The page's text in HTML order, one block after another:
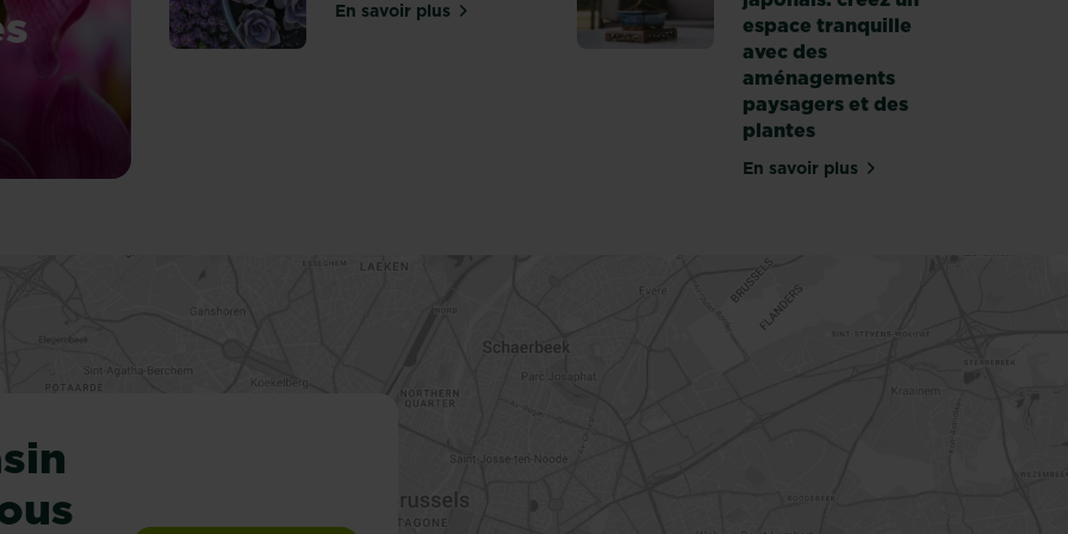
nuls
En savoir plussur Terreau pour fleurs - Substral
espace tranquille
avec des
aménagements
paysagers et des
plantes
En savoir plussur 10 conseils pour